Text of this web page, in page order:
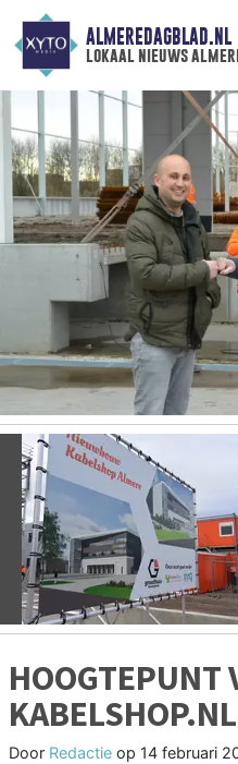
ALMEREDAGBLAD.NL
lokaal nieuws
Vorige
HOOGTEPUNT
KABELSHOP.NL
Door Redactie op 14 februari